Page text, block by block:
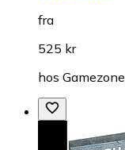
fra
525 kr
hos Gamezone